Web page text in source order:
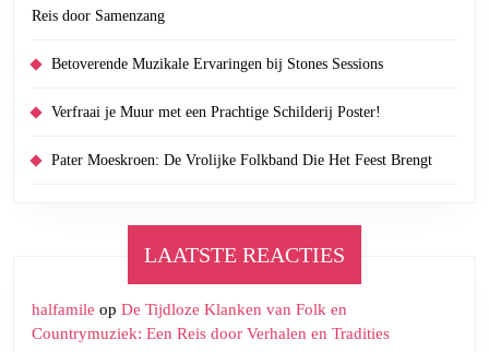
Reis door Samenzang
Betoverende Muzikale Ervaringen bij Stones Sessions
Verfraai je Muur met een Prachtige Schilderij Poster!
Pater Moeskroen: De Vrolijke Folkband Die Het Feest Brengt
LAATSTE REACTIES
halfamile op De Tijdloze Klanken van Folk en
Countrymuziek: Een Reis door Verhalen en Tradities